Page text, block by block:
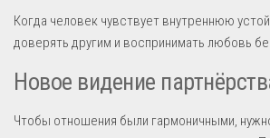
Когда человек чувствует внутреннюю
доверять другим и воспринимать любовь
Новое видение
Чтобы отношения были гармоничными,